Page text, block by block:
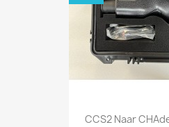
CCS2 Naar